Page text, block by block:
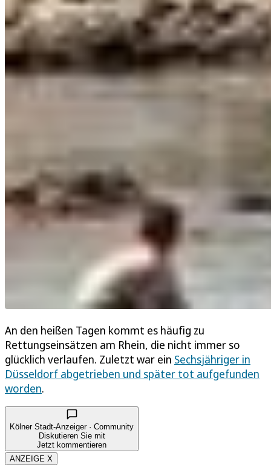
An den heißen Tagen kommt es häufig zu
Rettungseinsätzen am Rhein, die nicht immer so
glücklich verlaufen. Zuletzt war ein Sechsjähriger in
Düsseldorf abgetrieben und später tot aufgefunden
worden.
Kölner Stadt-Anzeiger · Community
Diskutieren Sie mit
Jetzt kommentieren
ANZEIGE X